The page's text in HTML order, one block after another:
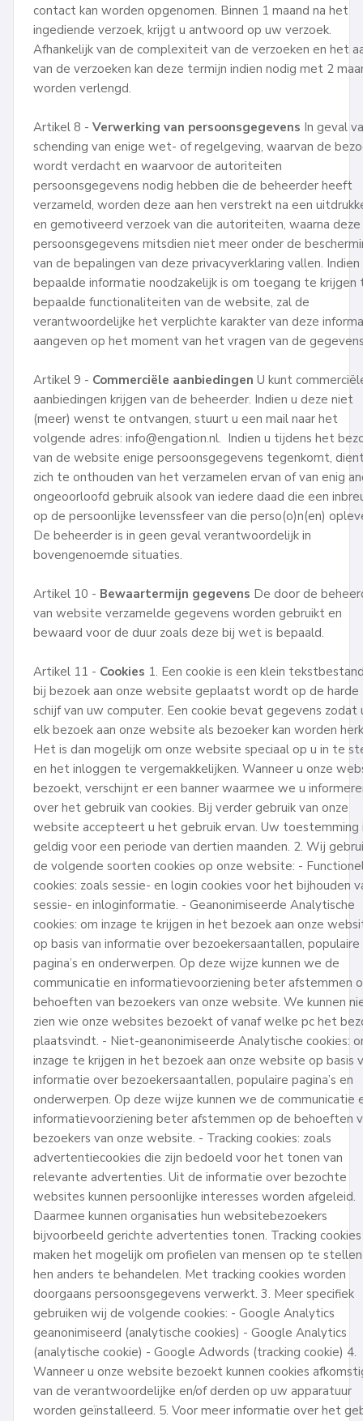
contact kan worden opgenomen. Binnen 1 maand na het
ingediende verzoek, krijgt u antwoord op uw verzoek.
Afhankelijk van de complexiteit van de verzoeken en het
van de verzoeken kan deze termijn indien nodig met 2
worden verlengd.
Artikel 8 - Verwerking van persoonsgegevens In geval
schending van enige wet- of regelgeving, waarvan de
wordt verdacht en waarvoor de autoriteiten
persoonsgegevens nodig hebben die de beheerder heeft
verzameld, worden deze aan hen verstrekt na een
en gemotiveerd verzoek van die autoriteiten, waarna deze
persoonsgegevens mitsdien niet meer onder de
van de bepalingen van deze privacyverklaring vallen. Indien
bepaalde informatie noodzakelijk is om toegang te
bepaalde functionaliteiten van de website, zal de
verantwoordelijke het verplichte karakter van deze
aangeven op het moment van het vragen van de
Artikel 9 - Commerciële aanbiedingen U kunt
aanbiedingen krijgen van de beheerder. Indien u deze niet
(meer) wenst te ontvangen, stuurt u een mail naar het
volgende adres: info@engation.nl. Indien u tijdens het
van de website enige persoonsgegevens tegenkomt,
zich te onthouden van het verzamelen ervan of van enig
ongeoorloofd gebruik alsook van iedere daad die een
op de persoonlijke levenssfeer van die perso(o)n(en)
De beheerder is in geen geval verantwoordelijk in
bovengenoemde situaties.
Artikel 10 - Bewaartermijn gegevens De door de
van website verzamelde gegevens worden gebruikt en
bewaard voor de duur zoals deze bij wet is bepaald.
Artikel 11 - Cookies 1. Een cookie is een klein
bij bezoek aan onze website geplaatst wordt op de harde
schijf van uw computer. Een cookie bevat gegevens zodat
elk bezoek aan onze website als bezoeker kan worden
Het is dan mogelijk om onze website speciaal op u in te
en het inloggen te vergemakkelijken. Wanneer u onze
bezoekt, verschijnt er een banner waarmee we u
over het gebruik van cookies. Bij verder gebruik van onze
website accepteert u het gebruik ervan. Uw toestemming
geldig voor een periode van dertien maanden. 2. Wij
de volgende soorten cookies op onze website: -
cookies: zoals sessie- en login cookies voor het bijhouden
sessie- en inloginformatie. - Geanonimiseerde Analytische
cookies: om inzage te krijgen in het bezoek aan onze
op basis van informatie over bezoekersaantallen, populaire
pagina’s en onderwerpen. Op deze wijze kunnen we de
communicatie en informatievoorziening beter afstemmen
behoeften van bezoekers van onze website. We kunnen
zien wie onze websites bezoekt of vanaf welke pc het
plaatsvindt. - Niet-geanonimiseerde Analytische cookies:
inzage te krijgen in het bezoek aan onze website op basis
informatie over bezoekersaantallen, populaire pagina’s en
onderwerpen. Op deze wijze kunnen we de communicatie
informatievoorziening beter afstemmen op de behoeften
bezoekers van onze website. - Tracking cookies: zoals
advertentiecookies die zijn bedoeld voor het tonen van
relevante advertenties. Uit de informatie over bezochte
websites kunnen persoonlijke interesses worden afgeleid.
Daarmee kunnen organisaties hun websitebezoekers
bijvoorbeeld gerichte advertenties tonen. Tracking cookies
maken het mogelijk om profielen van mensen op te
hen anders te behandelen. Met tracking cookies worden
doorgaans persoonsgegevens verwerkt. 3. Meer specifiek
gebruiken wij de volgende cookies: - Google Analytics
geanonimiseerd (analytische cookies) - Google Analytics
(analytische cookie) - Google Adwords (tracking cookie) 4.
Wanneer u onze website bezoekt kunnen cookies
van de verantwoordelijke en/of derden op uw apparatuur
worden geïnstalleerd. 5. Voor meer informatie over het